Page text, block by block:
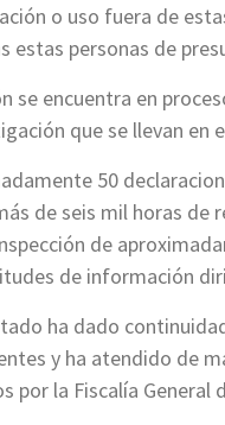
o uso fuera de
personas de
se encuentra en
que se llevan en
50
de seis mil horas
de
de información
ha dado
y ha atendido de
la Fiscalía General